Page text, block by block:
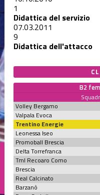
1
Didattica del servizio
07.03.2011
9
Didattica dell'attacco
B2
Volley Bergamo
Valpala Evoca
Trentino Energie
Leonessa Iseo
Promoball Brescia
Delta Torrefranca
Tml Recoaro Como
Brescia
Real Calcinato
Barzanò